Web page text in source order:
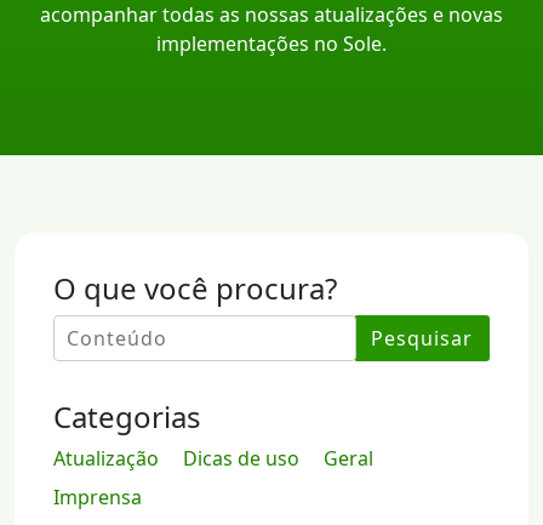
acompanhar todas as nossas atualizações e novas
implementações no Sole.
O que você procura?
Pesquisar
Categorias
Atualização Dicas de uso
Geral
Imprensa